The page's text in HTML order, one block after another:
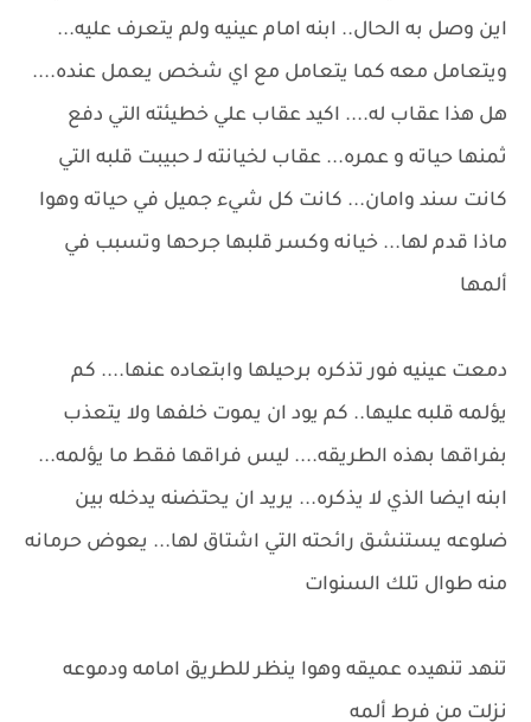
اين وصل به الحال.. ابنه امام عينيه ولم يتعرف عليه...
ويتعامل معه كما يتعامل مع اي شخص يعمل عنده....
هل هذا عقاب له.... اكيد عقاب علي خطيئته التي دفع
ثمنها حياته و عمره... عقاب لخيانته لـ حبيبت قلبه التي
كانت سند وامان... كانت كل شيء جميل في حياته وهوا
ماذا قدم لها... خيانه وكسر قلبها جرحها وتسبب في
ألمها
دمعت عينيه فور تذكره برحيلها وابتعاده عنها.... كم
يؤلمه قلبه عليها.. كم يود ان يموت خلفها ولا يتعذب
بفراقها بهذه الطريقه.... ليس فراقها فقط ما يؤلمه...
ابنه ايضا الذي لا يذكره... يريد ان يحتضنه يدخله بين
ضلوعه يستنشق رائحته التي اشتاق لها... يعوض حرمانه
منه طوال تلك السنوات
تنهد تنهيده عميقه وهوا ينظر للطريق امامه ودموعه
نزلت من فرط ألمه